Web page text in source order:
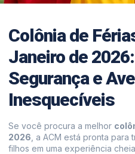
Colônia de
Janeiro de
Segurança e
Inesquecíveis
Se você procura a melhor
2026 , a ACM está pronta
filhos em uma experiência